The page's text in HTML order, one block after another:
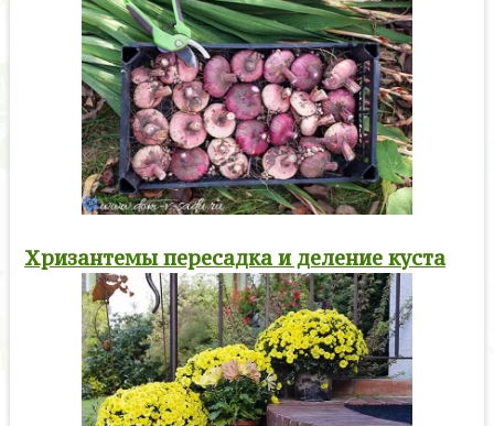
Хризантемы пересадка и деление куста